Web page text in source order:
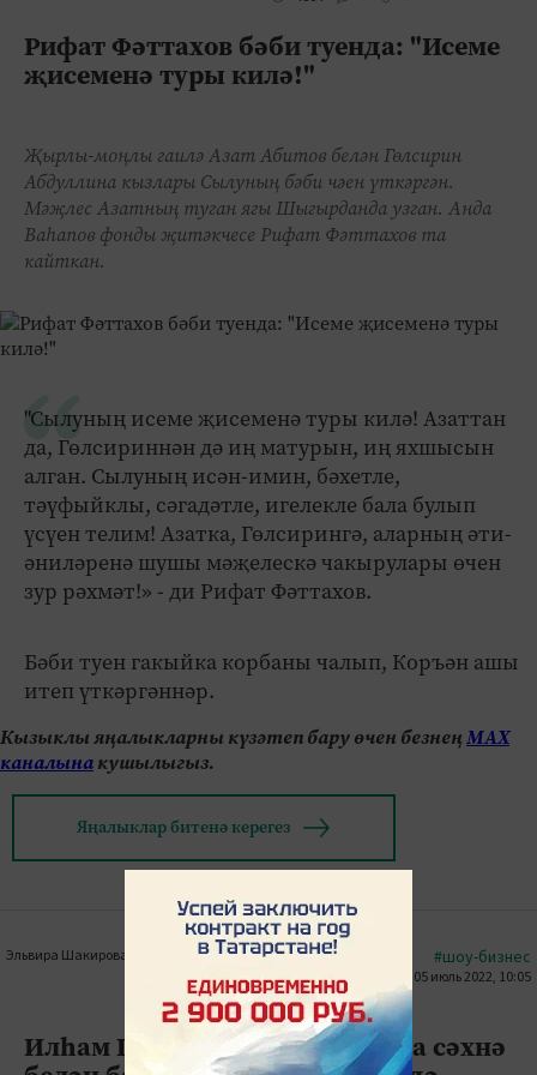
Рифат Фәттахов бәби туенда: "Исеме
җисеменә туры килә!"
Җырлы-моңлы гаилә Азат Абитов белән Гөлсирин
Абдуллина кызлары Сылуның бәби чәен үткәргән.
Мәҗлес Азатның туган ягы Шыгырданда узган. Анда
Ваһапов фонды җитәкчесе Рифат Фәттахов та
кайткан.
"Сылуның исеме җисеменә туры килә! Азаттан
да, Гөлсириннән дә иң матурын, иң яхшысын
алган. Сылуның исән-имин, бәхетле,
тәүфыйклы, сәгадәтле, игелекле бала булып
үсүен телим! Азатка, Гөлсирингә, аларның әти-
әниләренә шушы мәҗелескә чакырулары өчен
зур рәхмәт!» - ди Рифат Фәттахов.
Бәби туен гакыйка корбаны чалып, Коръән ашы
итеп үткәргәннәр.
Кызыклы яңалыкларны күзәтеп бару өчен безнеңМАХ
каналынакушылыгыз.
Яңалыклар битенә керегез
Эльвира Шакирова #шоу-бизнес
05 июль 2022, 10:05
5963
0 9
Илһам Шәриф: "Хәмдүнә апага сәхнә